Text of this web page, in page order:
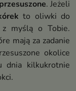
przesuszone. Jeżeli
to oliwki do
z myślą o Tobie.
mają za zadanie
okolice
dnia kilkukrotnie